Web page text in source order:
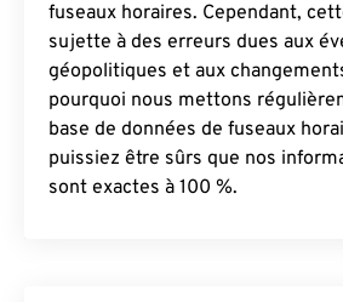
fuseaux horaires. Cependant,
sujette à des erreurs dues aux
géopolitiques et aux
pourquoi nous mettons
base de données de fuseaux
puissiez être sûrs que nos
sont exactes à 100 %.